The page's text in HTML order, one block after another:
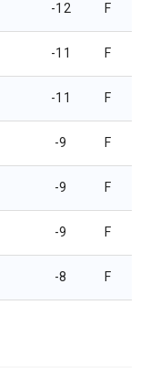
-12 F
-11 F
-11 F
-9 F
-9 F
-9 F
-8 F